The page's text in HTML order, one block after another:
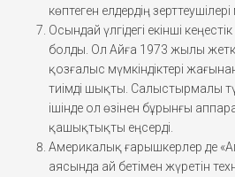
көптеген елдердің
Осындай үлгідегі екінші
болды. Ол Айға 1973 жылы
қозғалыс мүмкіндіктері
тиімді шықты. Салыстырмалы
ішінде ол өзінен бұрынғы
қашықтықты еңсерді.
Америкалық ғарышкерлер де
аясында ай бетімен жүретін